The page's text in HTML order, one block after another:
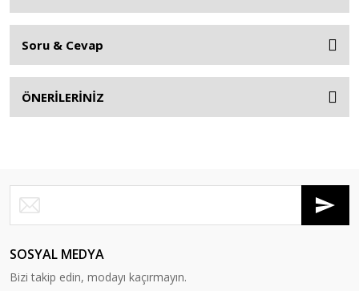
Soru & Cevap
ÖNERİLERİNİZ
SOSYAL MEDYA
Bizi takip edin, modayı kaçırmayın.